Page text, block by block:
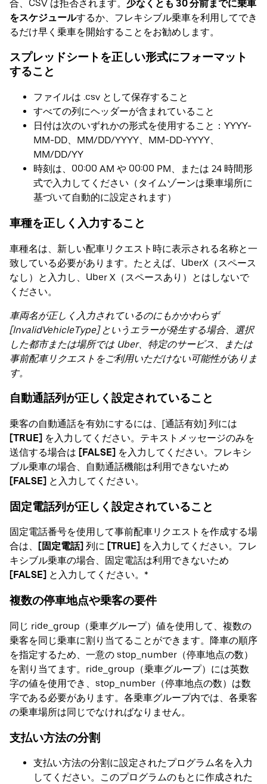
合、CSV は拒否されます。 少なくとも 30 分前までに乗車
をスケジュールするか、フレキシブル乗車を利用してでき
るだけ早く乗車を開始することをお勧めします。
スプレッドシートを正しい形式にフォーマット
すること
ファイルは .csv として保存すること
すべての列にヘッダーが含まれていること
日付は次のいずれかの形式を使用すること：YYYY-
MM-DD、MM/DD/YYYY、MM-DD-YYYY、
MM/DD/YY
時刻は、00:00 AM や 00:00 PM、または 24 時間形
式で入力してください（タイムゾーンは乗車場所に
基づいて自動的に設定されます）
車種を正しく入力すること
車種名は、新しい配車リクエスト時に表示される名称と一
致している必要があります。たとえば、UberX（スペース
なし）と入力し、Uber X（スペースあり）とはしないで
ください。
車両名が正しく入力されているのにもかかわらず
[InvalidVehicleType] というエラーが発生する場合、選択
した都市または場所では Uber、特定のサービス、または
事前配車リクエストをご利用いただけない可能性がありま
す。
自動通話列が正しく設定されていること
乗客の自動通話を有効にするには、[通話有効] 列には
[TRUE] を入力してください。テキストメッセージのみを
送信する場合は [FALSE] を入力してください。フレキシ
ブル乗車の場合、自動通話機能は利用できないため
[FALSE] と入力してください。
固定電話列が正しく設定されていること
固定電話番号を使用して事前配車リクエストを作成する場
合は、
[固定電話] 列に [TRUE] を入力してください。フレ
キシブル乗車の場合、固定電話は利用できないため
[FALSE] と入力してください。*
複数の停車地点や乗客の要件
同じ ride_group（乗車グループ）値を使用して、複数の
乗客を同じ乗車に割り当てることができます。降車の順序
を指定するため、一意の stop_number（停車地点の数）
を割り当てます。ride_group（乗車グループ）には英数
字の値を使用でき、stop_number（停車地点の数）は数
字である必要があります。各乗車グループ内では、各乗客
の乗車場所は同じでなければなりません。
支払い方法の分割
支払い方法の分割に設定されたプログラム名を入力
してください。このプログラムのもとに作成された